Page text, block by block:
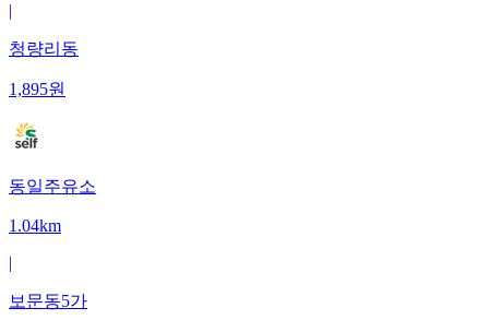
|
청량리동
1,895원
동일주유소
1.04km
|
보문동5가